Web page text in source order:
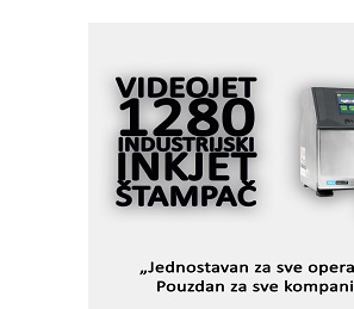
I.SAFE MOBILE
industrijsku automatizaciju
pionirskimmobile operator
Fleksibilno stezanje i brzo
podešavanje u proizvodnji
KIP KOP – napredna
objekte
Alba d.o.o. – 35 godina